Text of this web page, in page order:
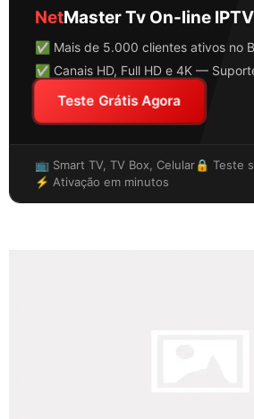
NetMaster Tv On-line IPTV
✅ Mais de 5.000 clientes ativos no
✅ Canais HD, Full HD e 4K —
Teste Grátis Agora
📺 Smart TV, TV Box, Celular🔒 Teste
⚡ Ativação em minutos